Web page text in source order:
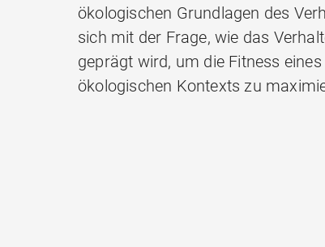
ökologischen Grundlagen des
sich mit der Frage, wie das
geprägt wird, um die Fitness
ökologischen Kontexts zu